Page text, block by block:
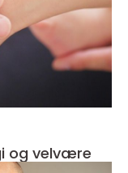
og velvære